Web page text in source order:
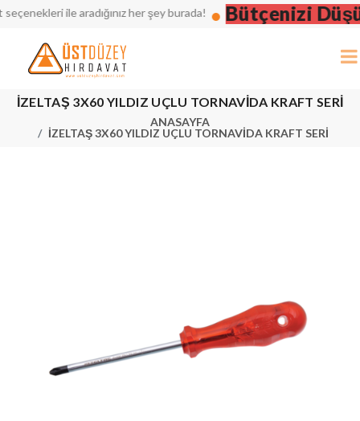
ile aradığınız her şey burada! Bütçenizi
İZELTAŞ 3X60 YILDIZ UÇLU TORNAVİDA KRAFT SERİ
ANASAYFA
İZELTAŞ 3X60 YILDIZ UÇLU TORNAVİDA KRAFT SERİ